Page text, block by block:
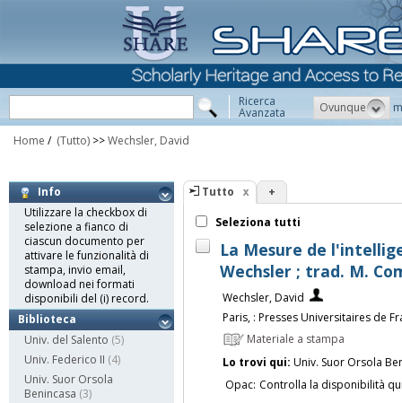
Ricerca
Avanzata Ovunque
Home / (Tutto) >>Wechsler, David
Info
Utilizzare la checkbox di
selezione a fianco di
ciascun documento per
attivare le funzionalità di
stampa, invio email,
download nei formati
disponibili del (i) record.
Biblioteca
Univ. del Salento (5)
Univ. Federico II (4)
Univ. Suor Orsola
Benincasa (3)
Tutto +
Seleziona tutti
La Mesure de
Wechsler ; trad. M.
Wechsler, David
Paris, : Presses Universitaires de
Materiale a stampa
Lo trovi qui: Univ. Suor Orsola
Opac: Controlla la disponibilità